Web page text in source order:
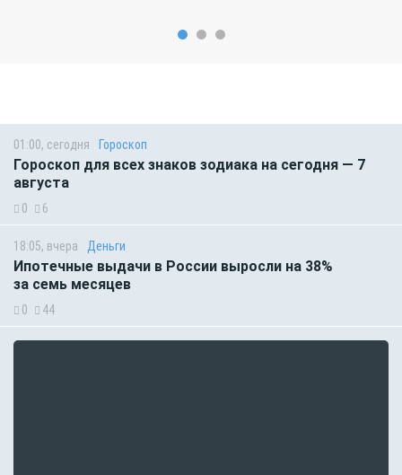
01:00, сегодня Гороскоп
Гороскоп для всех знаков зодиака на сегодня — 7
августа
0 6
18:05, вчера Деньги
Ипотечные выдачи в России выросли на 38%
за семь месяцев
0 44